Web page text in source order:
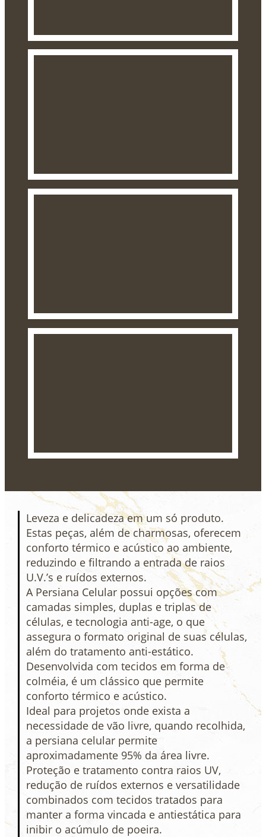
Leveza e delicadeza em um só produto.
Estas peças, além de charmosas, oferecem
conforto térmico e acústico ao ambiente,
reduzindo e filtrando a entrada de raios
U.V.’s e ruídos externos.
A Persiana Celular possui opções com
camadas simples, duplas e triplas de
células, e tecnologia anti-age, o que
assegura o formato original de suas células,
além do tratamento anti-estático.
Desenvolvida com tecidos em forma de
colméia, é um clássico que permite
conforto térmico e acústico.
Ideal para projetos onde exista a
necessidade de vão livre, quando recolhida,
a persiana celular permite
aproximadamente 95% da área livre.
Proteção e tratamento contra raios UV,
redução de ruídos externos e versatilidade
combinados com tecidos tratados para
manter a forma vincada e antiestática para
inibir o acúmulo de poeira.